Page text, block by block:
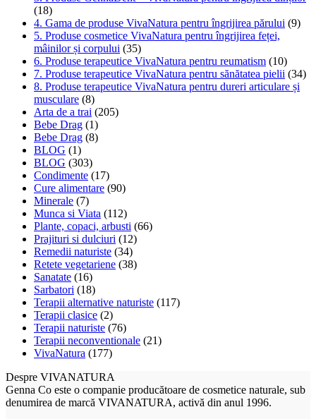
(18)
4. Gama de produse VivaNatura pentru îngrijirea părului (9)
5. Produse cosmetice VivaNatura pentru îngrijirea feței,
mâinilor și corpului (35)
6. Produse terapeutice VivaNatura pentru reumatism (10)
7. Produse terapeutice VivaNatura pentru sănătatea pielii (34)
8. Produse terapeutice VivaNatura pentru dureri articulare și
musculare (8)
Arta de a trai (205)
Bebe Drag (1)
Bebe Drag (8)
BLOG (1)
BLOG (303)
Condimente (17)
Cure alimentare (90)
Minerale (7)
Munca si Viata (112)
Plante, copaci, arbusti (66)
Prajituri si dulciuri (12)
Remedii naturiste (34)
Retete vegetariene (38)
Sanatate (16)
Sarbatori (18)
Terapii alternative naturiste (117)
Terapii clasice (2)
Terapii naturiste (76)
Terapii neconventionale (21)
VivaNatura (177)
Despre VIVANATURA
Genna Co este o companie producătoare de cosmetice naturale, sub
denumirea de marcă VIVANATURA, activă din anul 1996.